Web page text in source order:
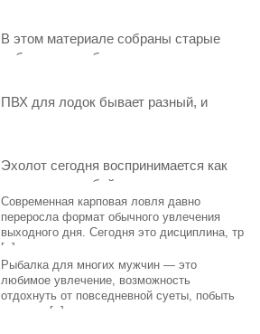
В этом материале собраны старые
рабочие способы и современные
жизнь уло [..]
ПВХ для лодок бывает разный, и
стойкости к исти [..]
Эхолот сегодня воспринимается как
что-то само собой разумеющееся, но
еще совсем недавно рыбаки
обходились б [..]
Современная карповая ловля давно
переросла формат обычного увлечения
выходного дня. Сегодня это дисциплина, тр
[..]
Рыбалка для многих мужчин — это
любимое увлечение, возможность
отдохнуть от повседневной суеты, побыть
наедине [..]